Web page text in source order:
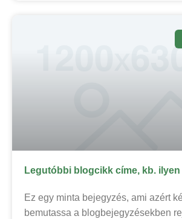
Legutóbbi blogcikk címe, kb.
Ez egy minta bejegyzés, ami azért
bemutassa a blogbejegyzésekben